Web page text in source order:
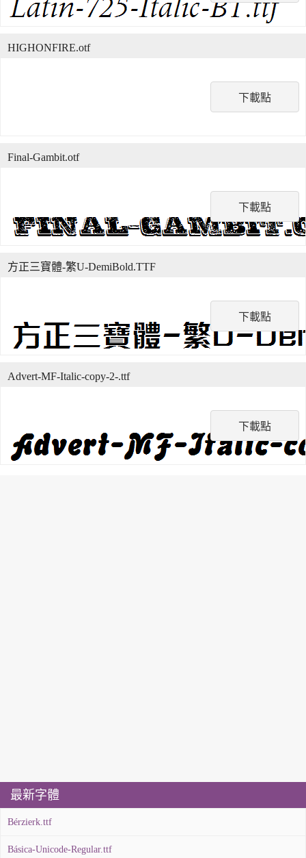
下載點
HIGHONFIRE.otf
下載點
Final-Gambit.otf
下載點
方正三寶體-繁U-DemiBold.TTF
下載點
Advert-MF-Italic-copy-2-.ttf
最新字體
Bérzierk.ttf
Básica-Unicode-Regular.ttf